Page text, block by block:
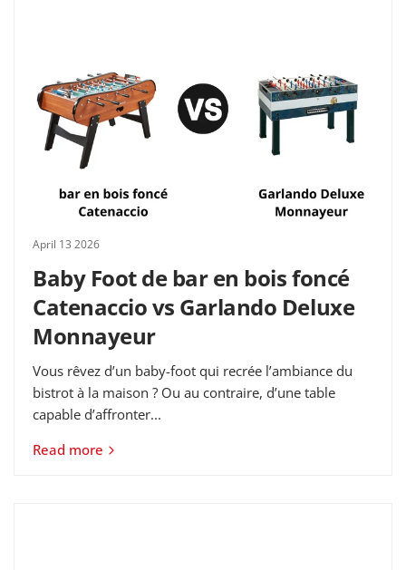
April 13 2026
Baby Foot de bar en bois foncé
Catenaccio vs Garlando Deluxe
Monnayeur
Vous rêvez d’un baby-foot qui recrée l’ambiance du
bistrot à la maison ? Ou au contraire, d’une table
capable d’affronter...
Read more